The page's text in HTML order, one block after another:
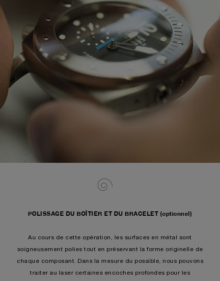
POLISSAGE DU BOÎTIER ET DU BRACELET (optionnel)
Au cours de cette opération, les surfaces en métal sont
soigneusement polies tout en préservant la forme originelle de
chaque composant. Dans la mesure du possible, nous pouvons
traiter au laser certaines encoches profondes pour les